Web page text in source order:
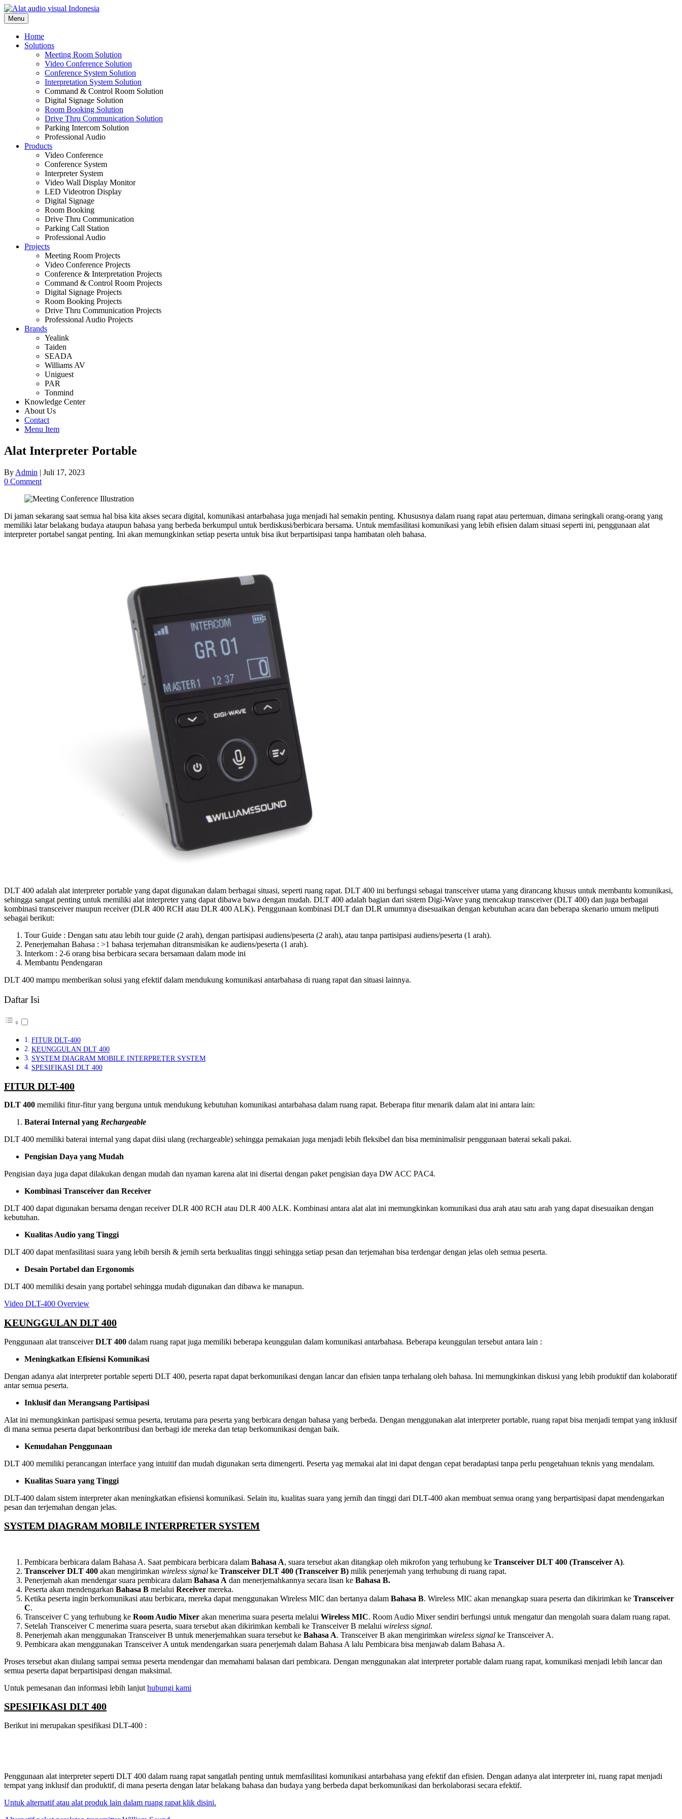
Skip
to
content
Menu
Home
Solutions
Meeting Room Solution
Video Conference Solution
Conference System Solution
Interpretation System Solution
Command & Control Room Solution
Digital Signage Solution
Room Booking Solution
Drive Thru Communication Solution
Parking Intercom Solution
Professional Audio
Products
Video Conference
Conference System
Interpreter System
Video Wall Display Monitor
LED Videotron Display
Digital Signage
Room Booking
Drive Thru Communication
Parking Call Station
Professional Audio
Projects
Meeting Room Projects
Video Conference Projects
Conference & Interpretation Projects
Command & Control Room Projects
Digital Signage Projects
Room Booking Projects
Drive Thru Communication Projects
Professional Audio Projects
Brands
Yealink
Taiden
SEADA
Williams AV
Uniguest
PAR
Tonmind
Knowledge Center
About Us
Contact
Menu Item
Alat Interpreter Portable
By Admin | Juli 17, 2023
0 Comment
Di jaman sekarang saat semua hal bisa kita akses secara digital, komunikasi antarbahasa juga menjadi hal semakin penting. Khususnya dalam ruang rapat atau pertemuan, dimana seringkali orang-orang yang
memiliki latar belakang budaya ataupun bahasa yang berbeda berkumpul untuk berdiskusi/berbicara bersama. Untuk memfasilitasi komunikasi yang lebih efisien dalam situasi seperti ini, penggunaan alat
interpreter portabel sangat penting. Ini akan memungkinkan setiap peserta untuk bisa ikut berpartisipasi tanpa hambatan oleh bahasa.
DLT 400 adalah alat interpreter portable yang dapat digunakan dalam berbagai situasi, seperti ruang rapat. DLT 400 ini berfungsi sebagai transceiver utama yang dirancang khusus untuk membantu komunikasi,
sehingga sangat penting untuk memiliki alat interpreter yang dapat dibawa bawa dengan mudah. DLT 400 adalah bagian dari sistem Digi-Wave yang mencakup transceiver (DLT 400) dan juga berbagai
kombinasi transceiver maupun receiver (DLR 400 RCH atau DLR 400 ALK). Penggunaan kombinasi DLT dan DLR umumnya disesuaikan dengan kebutuhan acara dan beberapa skenario umum meliputi
sebagai berikut:
Tour Guide : Dengan satu atau lebih tour guide (2 arah), dengan partisipasi audiens/peserta (2 arah), atau tanpa partisipasi audiens/peserta (1 arah).
Penerjemahan Bahasa : >1 bahasa terjemahan ditransmisikan ke audiens/peserta (1 arah).
Interkom : 2-6 orang bisa berbicara secara bersamaan dalam mode ini
Membantu Pendengaran
DLT 400 mampu memberikan solusi yang efektif dalam mendukung komunikasi antarbahasa di ruang rapat dan situasi lainnya.
Daftar Isi
FITUR DLT-400
KEUNGGULAN DLT 400
SYSTEM DIAGRAM MOBILE INTERPRETER SYSTEM
SPESIFIKASI DLT 400
FITUR DLT-400
DLT 400 memiliki fitur-fitur yang berguna untuk mendukung kebutuhan komunikasi antarbahasa dalam ruang rapat. Beberapa fitur menarik dalam alat ini antara lain:
Baterai Internal yang Rechargeable
DLT 400 memiliki baterai internal yang dapat diisi ulang (rechargeable) sehingga pemakaian juga menjadi lebih fleksibel dan bisa meminimalisir penggunaan baterai sekali pakai.
Pengisian Daya yang Mudah
Pengisian daya juga dapat dilakukan dengan mudah dan nyaman karena alat ini disertai dengan paket pengisian daya DW ACC PAC4.
Kombinasi Transceiver dan Receiver
DLT 400 dapat digunakan bersama dengan receiver DLR 400 RCH atau DLR 400 ALK. Kombinasi antara alat alat ini memungkinkan komunikasi dua arah atau satu arah yang dapat disesuaikan dengan
kebutuhan.
Kualitas Audio yang Tinggi
DLT 400 dapat menfasilitasi suara yang lebih bersih & jernih serta berkualitas tinggi sehingga setiap pesan dan terjemahan bisa terdengar dengan jelas oleh semua peserta.
Desain Portabel dan Ergonomis
DLT 400 memiliki desain yang portabel sehingga mudah digunakan dan dibawa ke manapun.
Video DLT-400 Overview
KEUNGGULAN DLT 400
Penggunaan alat transceiverDLT 400 dalam ruang rapat juga memiliki beberapa keunggulan dalam komunikasi antarbahasa. Beberapa keunggulan tersebut antara lain :
Meningkatkan Efisiensi Komunikasi
Dengan adanya alat interpreter portable seperti DLT 400, peserta rapat dapat berkomunikasi dengan lancar dan efisien tanpa terhalang oleh bahasa. Ini memungkinkan diskusi yang lebih produktif dan kolaboratif
antar semua peserta.
Inklusif dan Merangsang Partisipasi
Alat ini memungkinkan partisipasi semua peserta, terutama para peserta yang berbicara dengan bahasa yang berbeda. Dengan menggunakan alat interpreter portable, ruang rapat bisa menjadi tempat yang inklusif
di mana semua peserta dapat berkontribusi dan berbagi ide mereka dan tetap berkomunikasi dengan baik.
Kemudahan Penggunaan
DLT 400 memiliki perancangan interface yang intuitif dan mudah digunakan serta dimengerti. Peserta yag memakai alat ini dapat dengan cepat beradaptasi tanpa perlu pengetahuan teknis yang mendalam.
Kualitas Suara yang Tinggi
DLT-400 dalam sistem interpreter akan meningkatkan efisiensi komunikasi. Selain itu, kualitas suara yang jernih dan tinggi dari DLT-400 akan membuat semua orang yang berpartisipasi dapat mendengarkan
pesan dan terjemahan dengan jelas.
SYSTEM DIAGRAM MOBILE INTERPRETER SYSTEM
Pembicara berbicara dalam Bahasa A. Saat pembicara berbicara dalam Bahasa A, suara tersebut akan ditangkap oleh mikrofon yang terhubung ke Transceiver DLT 400 (Transceiver A).
Transceiver DLT 400 akan mengirimkan wireless signal ke Transceiver DLT 400 (Transceiver B) milik penerjemah yang terhubung di ruang rapat.
Penerjemah akan mendengar suara pembicara dalam Bahasa A dan menerjemahkannya secara lisan ke Bahasa B.
Peserta akan mendengarkan Bahasa B melalui Receiver mereka.
Ketika peserta ingin berkomunikasi atau berbicara, mereka dapat menggunakan Wireless MIC dan bertanya dalam Bahasa B. Wireless MIC akan menangkap suara peserta dan dikirimkan ke Transceiver
C.
Transceiver C yang terhubung ke Room Audio Mixer akan menerima suara peserta melalui Wireless MIC. Room Audio Mixer sendiri berfungsi untuk mengatur dan mengolah suara dalam ruang rapat.
Setelah Transceiver C menerima suara peserta, suara tersebut akan dikirimkan kembali ke Transceiver B melalui wireless signal.
Penerjemah akan menggunakan Transceiver B untuk menerjemahkan suara tersebut ke Bahasa A. Transceiver B akan mengirimkan wireless signal ke Transceiver A.
Pembicara akan menggunakan Transceiver A untuk mendengarkan suara penerjemah dalam Bahasa A lalu Pembicara bisa menjawab dalam Bahasa A.
Proses tersebut akan diulang sampai semua peserta mendengar dan memahami balasan dari pembicara. Dengan menggunakan alat interpreter portable dalam ruang rapat, komunikasi menjadi lebih lancar dan
semua peserta dapat berpartisipasi dengan maksimal.
Untuk pemesanan dan informasi lebih lanjut hubungi kami
SPESIFIKASI DLT 400
Berikut ini merupakan spesifikasi DLT-400 :
Penggunaan alat interpreter seperti DLT 400 dalam ruang rapat sangatlah penting untuk memfasilitasi komunikasi antarbahasa yang efektif dan efisien. Dengan adanya alat interpreter ini, ruang rapat menjadi
tempat yang inklusif dan produktif, di mana peserta dengan latar belakang bahasa dan budaya yang berbeda dapat berkomunikasi dan berkolaborasi secara efektif.
Untuk alternatif atau alat produk lain dalam ruang rapat klik disini.